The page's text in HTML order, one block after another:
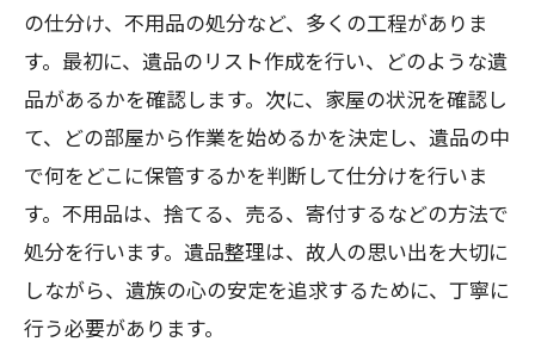
の仕分け、不用品の処分など、多くの工程がありま
す。最初に、遺品のリスト作成を行い、どのような遺
品があるかを確認します。次に、家屋の状況を確認し
て、どの部屋から作業を始めるかを決定し、遺品の中
で何をどこに保管するかを判断して仕分けを行いま
す。不用品は、捨てる、売る、寄付するなどの方法で
処分を行います。遺品整理は、故人の思い出を大切に
しながら、遺族の心の安定を追求するために、丁寧に
行う必要があります。